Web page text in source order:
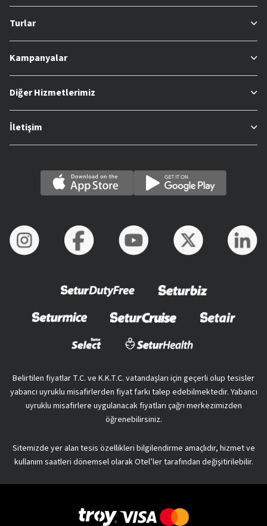
Turlar
Kampanyalar
Diğer Hizmetlerimiz
İletişim
Belirtilen fiyatlar T.C. ve K.K.T.C. vatandaşları için geçerli olup tesisler
yabancı uyruklu misafirlerden fiyat farkı talep edebilmektedir. Yabancı
uyruklu misafirlere uygulanacak fiyatları çağrı merkezimizden
öğrenebilirsiniz.
Sitemizde yer alan tesis özellikleri bilgilendirme amaçlıdır, hizmet ve
kullanım saatleri dönemsel olarak Otel’ler tarafından değişitirilebilir.